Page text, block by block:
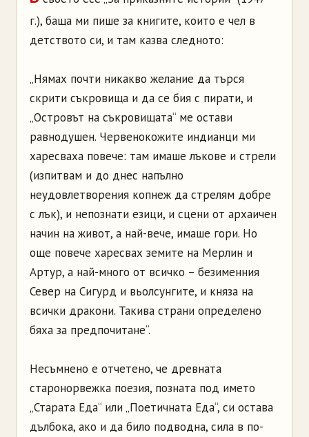
г.), баща ми пише за книгите, които е чел в
детството си, и там казва следното:
„Нямах почти никакво желание да търся
скрити съкровища и да се бия с пирати, и
„Островът на съкровищата“ ме остави
равнодушен. Червенокожите индианци ми
харесваха повече: там имаше лъкове и стрели
(изпитвам и до днес напълно
неудовлетворения копнеж да стрелям добре
с лък), и непознати езици, и сцени от архаичен
начин на живот, а най-вече, имаше гори. Но
още повече харесвах земите на Мерлин и
Артур, а най-много от всичко – безименния
Север на Сигурд и вьолсунгите, и княза на
всички дракони. Такива страни определено
бяха за предпочитане“.
Несъмнено е отчетено, че древната
старонорвежка поезия, позната под името
„Старата Еда“ или „Поетичната Еда“, си остава
дълбока, ако и да било подводна, сила в по-